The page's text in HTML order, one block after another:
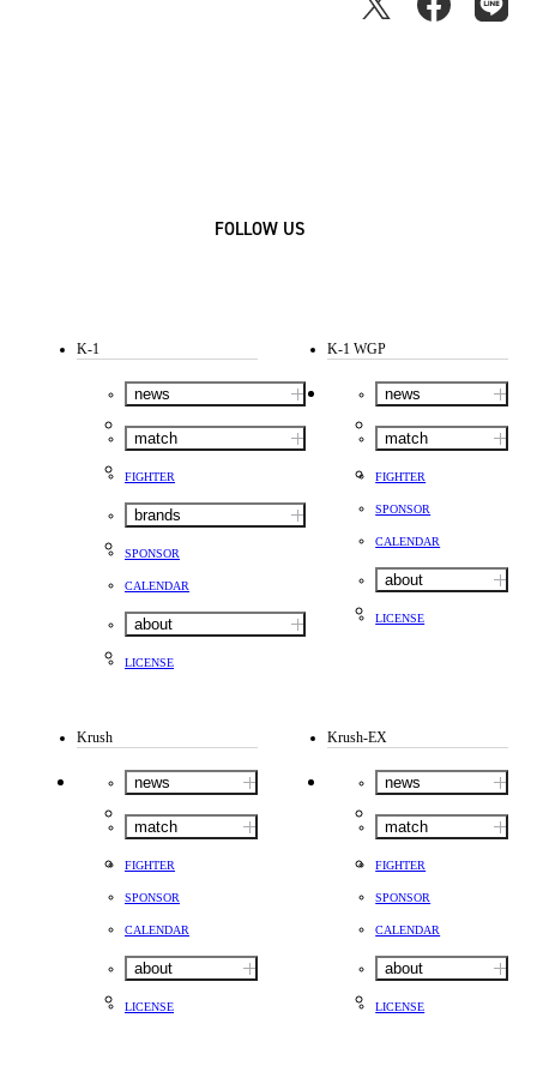
FOLLOW US
K-1
news
match
FIGHTER
brands
SPONSOR
CALENDAR
about
LICENSE
K-1 WGP
news
match
FIGHTER
SPONSOR
CALENDAR
about
LICENSE
Krush
news
match
FIGHTER
SPONSOR
CALENDAR
about
LICENSE
Krush-EX
news
match
FIGHTER
SPONSOR
CALENDAR
about
LICENSE